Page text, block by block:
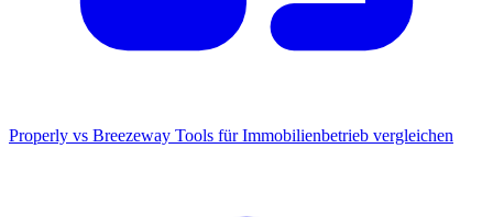
Properly vs Breezeway Tools für Immobilienbetrieb vergleichen